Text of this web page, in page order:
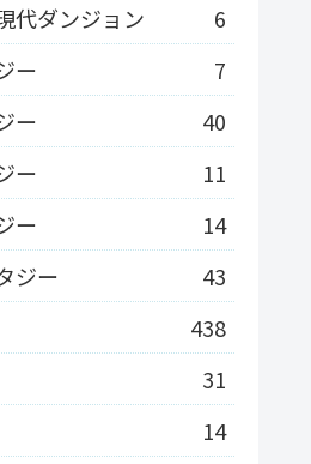
代ダンジョン
6
ー
7
ー
40
ー
11
ー
14
ジー
43
438
31
14